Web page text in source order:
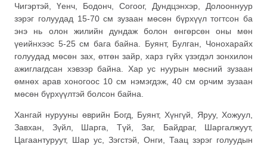
Чигэртэй, Үенч, Бодонч, Согоог, Дундцэнхэр, Долооннуур
зэрэг голуудад 15-70 см зузаан мөсөн бүрхүүл тогтсон ба
энэ нь олон жилийн дундаж болон өнгөрсөн оны мөн
үеийнхээс 5-25 см бага байна. Буянт, Булган, Чонохарайх
голуудад мөсөн зах, өтгөн зайр, харз гүйх үзэгдэл зонхилон
ажиглагдсан хэвээр байна. Хар ус нуурын мөсний зузаан
өмнөх арав хоногоос 10 см нэмэгдэж, 40 см орчим зузаан
мөсөн бүрхүүлтэй болсон байна.
Хангай нурууны өврийн Богд, Буянт, Хүнгүй, Яруу, Хожуул,
Завхан, Зүйл, Шарга, Түй, Заг, Байдраг, Шаргалжуут,
Цагаантуруут, Шар ус, Зэгстэй, Онги, Таац зэрэг голуудын